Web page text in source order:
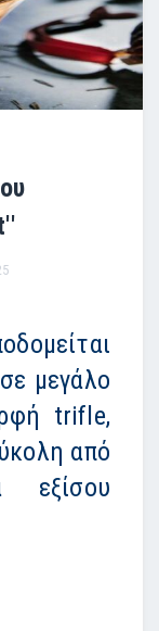
μεγάλο
trifle,
από
εξίσου